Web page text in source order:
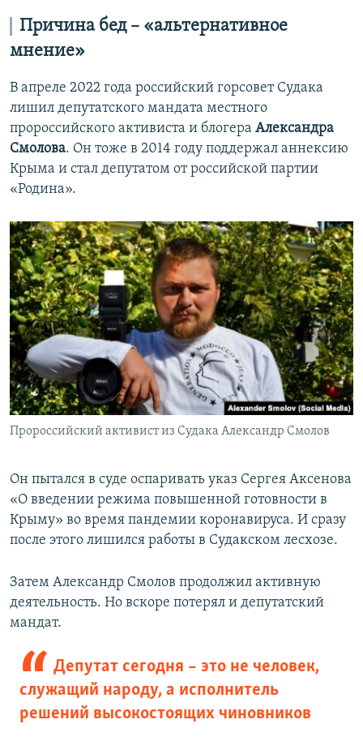
Причина бед – «альтернативное
мнение»
В апреле 2022 года российский горсовет Судака
лишил депутатского мандата местного
пророссийского активиста и блогера Александра
Смолова. Он тоже в 2014 году поддержал аннексию
Крыма и стал депутатом от российской партии
«Родина».
Пророссийский активист из Судака Александр Смолов
Он пытался в суде оспаривать указ Сергея Аксенова
«О введении режима повышенной готовности в
Крыму» во время пандемии коронавируса. И сразу
после этого лишился работы в Судакском лесхозе.
Затем Александр Смолов продолжил активную
деятельность. Но вскоре потерял и депутатский
мандат.
Депутат сегодня – это не человек,
служащий народу, а исполнитель
решений высокостоящих чиновников